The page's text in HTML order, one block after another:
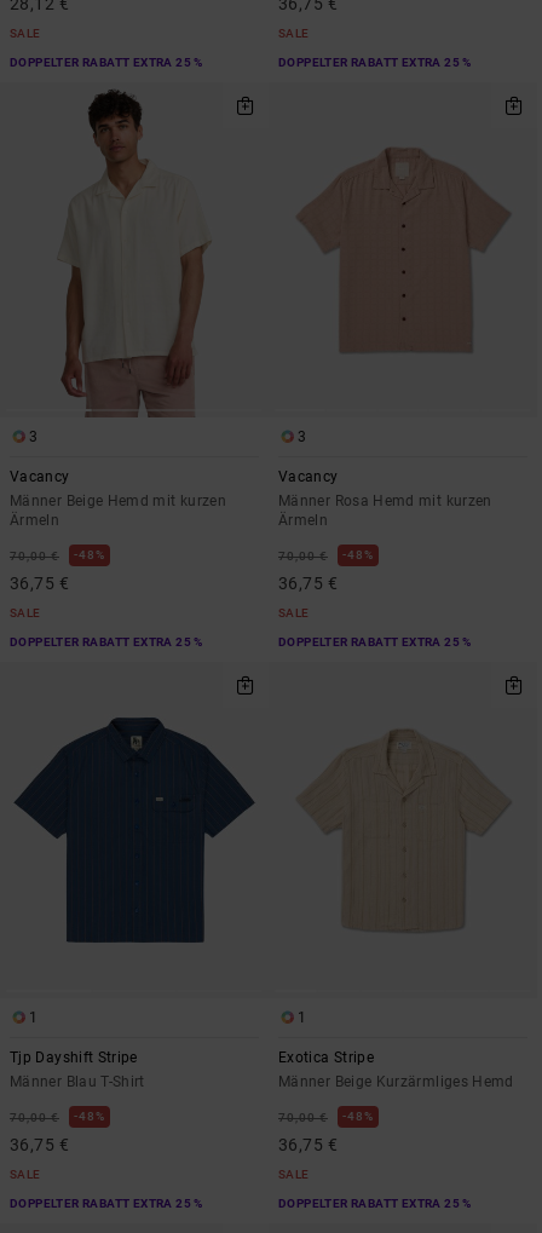
28,12 €
SALE
DOPPELTER RABATT EXTRA 25 %
36,75 €
SALE
DOPPELTER RABATT EXTRA 25 %
3
Vacancy
Männer Beige Hemd mit kurzen
Ärmeln
70,00 € 48%
36,75 €
SALE
DOPPELTER RABATT EXTRA 25 %
3
Vacancy
Männer Rosa Hemd mit kurzen
Ärmeln
70,00 € 48%
36,75 €
SALE
DOPPELTER RABATT EXTRA 25 %
1
Tjp Dayshift Stripe
Männer Blau T-Shirt
70,00 € 48%
36,75 €
SALE
DOPPELTER RABATT EXTRA 25 %
1
Exotica Stripe
Männer Beige Kurzärmliges Hemd
70,00 € 48%
36,75 €
SALE
DOPPELTER RABATT EXTRA 25 %